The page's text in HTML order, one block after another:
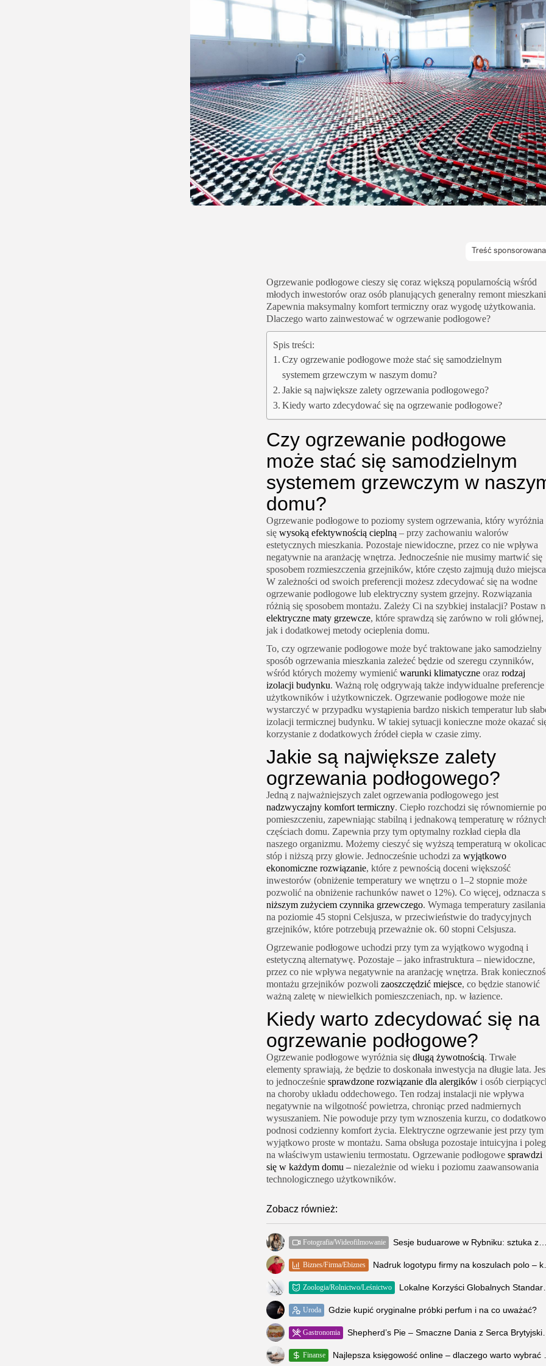
Uroda
Zakupy i opinie
Ogrzewanie podłogowe cieszy się coraz większą popularnością wśród
młodych inwestorów oraz osób planujących generalny remont
Zapewnia maksymalny komfort termiczny oraz wygodę użytkowania.
Dlaczego warto zainwestować w ogrzewanie podłogowe?
Spis treści:
Czy ogrzewanie podłogowe może stać się samodzielnym
systemem grzewczym w naszym domu?
Jakie są największe zalety ogrzewania podłogowego?
Kiedy warto zdecydować się na ogrzewanie podłogowe?
Czy ogrzewanie podłogowe
może stać się samodzielnym
systemem grzewczym w
domu?
Ogrzewanie podłogowe to poziomy system ogrzewania, który wyróżnia
się wysoką efektywnością cieplną – przy zachowaniu walorów
estetycznych mieszkania. Pozostaje niewidoczne, przez co nie wpływa
negatywnie na aranżację wnętrza. Jednocześnie nie musimy martwić się
sposobem rozmieszczenia grzejników, które często zajmują dużo
W zależności od swoich preferencji możesz zdecydować się na wodne
ogrzewanie podłogowe lub elektryczny system grzejny. Rozwiązania
różnią się sposobem montażu. Zależy Ci na szybkiej instalacji? Postaw
elektryczne maty grzewcze, które sprawdzą się zarówno w roli głównej,
jak i dodatkowej metody ocieplenia domu.
To, czy ogrzewanie podłogowe może być traktowane jako samodzielny
sposób ogrzewania mieszkania zależeć będzie od szeregu czynników,
wśród których możemy wymienić warunki klimatyczne oraz rodzaj
izolacji budynku. Ważną rolę odgrywają także indywidualne preferencje
użytkowników i użytkowniczek. Ogrzewanie podłogowe może nie
wystarczyć w przypadku wystąpienia bardzo niskich temperatur lub
izolacji termicznej budynku. W takiej sytuacji konieczne może okazać
korzystanie z dodatkowych źródeł ciepła w czasie zimy.
Jakie są największe zalety
ogrzewania podłogowego?
Jedną z najważniejszych zalet ogrzewania podłogowego jest
nadzwyczajny komfort termiczny. Ciepło rozchodzi się równomiernie po
pomieszczeniu, zapewniając stabilną i jednakową temperaturę w
częściach domu. Zapewnia przy tym optymalny rozkład ciepła dla
naszego organizmu. Możemy cieszyć się wyższą temperaturą w
stóp i niższą przy głowie. Jednocześnie uchodzi za wyjątkowo
ekonomiczne rozwiązanie, które z pewnością doceni większość
inwestorów (obniżenie temperatury we wnętrzu o 1–2 stopnie może
pozwolić na obniżenie rachunków nawet o 12%). Co więcej, odznacza
niższym zużyciem czynnika grzewczego. Wymaga temperatury zasilania
na poziomie 45 stopni Celsjusza, w przeciwieństwie do tradycyjnych
grzejników, które potrzebują przeważnie ok. 60 stopni Celsjusza.
Ogrzewanie podłogowe uchodzi przy tym za wyjątkowo wygodną i
estetyczną alternatywę. Pozostaje – jako infrastruktura – niewidoczne,
przez co nie wpływa negatywnie na aranżację wnętrza. Brak
montażu grzejników pozwoli zaoszczędzić miejsce, co będzie stanowić
ważną zaletę w niewielkich pomieszczeniach, np. w łazience.
Kiedy warto zdecydować się na
ogrzewanie podłogowe?
Ogrzewanie podłogowe wyróżnia się długą żywotnością. Trwałe
elementy sprawiają, że będzie to doskonała inwestycja na długie lata.
to jednocześnie sprawdzone rozwiązanie dla alergików i osób
na choroby układu oddechowego. Ten rodzaj instalacji nie wpływa
negatywnie na wilgotność powietrza, chroniąc przed nadmiernych
wysuszaniem. Nie powoduje przy tym wznoszenia kurzu, co dodatkowo
podnosi codzienny komfort życia. Elektryczne ogrzewanie jest przy tym
wyjątkowo proste w montażu. Sama obsługa pozostaje intuicyjna i
na właściwym ustawieniu termostatu. Ogrzewanie podłogowe sprawdzi
się w każdym domu – niezależnie od wieku i poziomu zaawansowania
technologicznego użytkowników.
Zobacz również:
Fotografia/Wideofilmowanie
Biznes/Firma/Ebiznes
Zoologia/Rolnictwo/Leśnictwo
Uroda Gdzie kupić oryginalne próbki perfum i na co uważać?
Gastronomia
Finanse